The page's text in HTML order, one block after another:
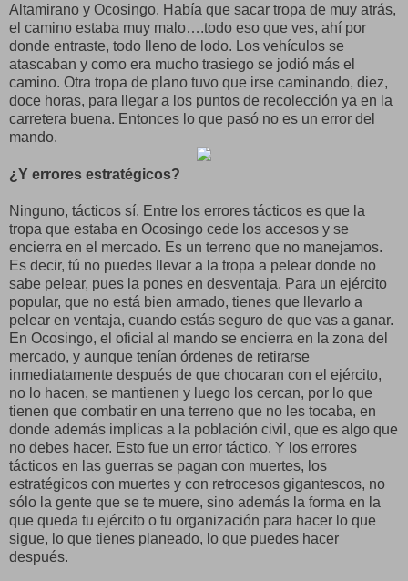
Altamirano y Ocosingo. Había que sacar tropa de muy atrás,
el camino estaba muy malo….todo eso que ves, ahí por
donde entraste, todo lleno de lodo. Los vehículos se
atascaban y como era mucho trasiego se jodió más el
camino. Otra tropa de plano tuvo que irse caminando, diez,
doce horas, para llegar a los puntos de recolección ya en la
carretera buena. Entonces lo que pasó no es un error del
mando.
¿Y errores estratégicos?
Ninguno, tácticos sí. Entre los errores tácticos es que la
tropa que estaba en Ocosingo cede los accesos y se
encierra en el mercado. Es un terreno que no manejamos.
Es decir, tú no puedes llevar a la tropa a pelear donde no
sabe pelear, pues la pones en desventaja. Para un ejército
popular, que no está bien armado, tienes que llevarlo a
pelear en ventaja, cuando estás seguro de que vas a ganar.
En Ocosingo, el oficial al mando se encierra en la zona del
mercado, y aunque tenían órdenes de retirarse
inmediatamente después de que chocaran con el ejército,
no lo hacen, se mantienen y luego los cercan, por lo que
tienen que combatir en una terreno que no les tocaba, en
donde además implicas a la población civil, que es algo que
no debes hacer. Esto fue un error táctico. Y los errores
tácticos en las guerras se pagan con muertes, los
estratégicos con muertes y con retrocesos gigantescos, no
sólo la gente que se te muere, sino además la forma en la
que queda tu ejército o tu organización para hacer lo que
sigue, lo que tienes planeado, lo que puedes hacer
después.